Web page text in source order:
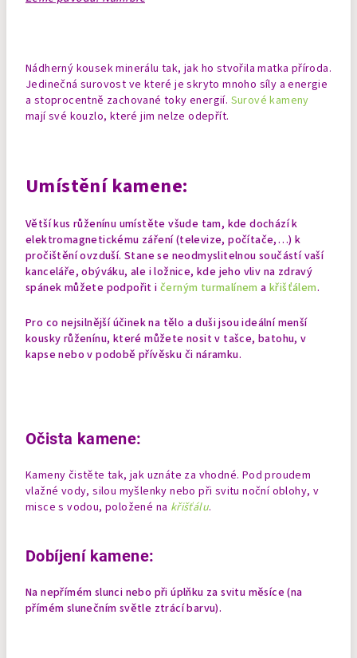
Nádherný kousek minerálu tak, jak ho stvořila matka příroda.
Jedinečná surovost ve které je skryto mnoho síly a energie
a stoprocentně zachované toky energií. Surové kameny
mají své kouzlo, které jim nelze odepřít.
Umístění kamene:
Větší kus růženínu umístěte všude tam, kde dochází k
elektromagnetickému záření (televize, počítače,…) k
pročištění ovzduší. Stane se neodmyslitelnou součástí vaší
kanceláře, obýváku, ale i ložnice, kde jeho vliv na zdravý
spánek můžete podpořit i černým turmalínem akřišťálem.
Pro co nejsilnější účinek na tělo a duši jsou ideální menší
kousky růženínu, které můžete nosit v tašce, batohu, v
kapse nebo v podobě přívěsku či náramku.
Očista kamene:
Kameny čistěte tak, jak uznáte za vhodné. Pod proudem
vlažné vody, silou myšlenky nebo při svitu noční oblohy, v
misce s vodou, položené na křišťálu.
Dobíjení kamene:
Na nepřímém slunci nebo při úplňku za svitu měsíce (na
přímém slunečním světle ztrácí barvu).